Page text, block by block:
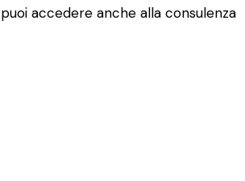
accedere anche alla consulenza